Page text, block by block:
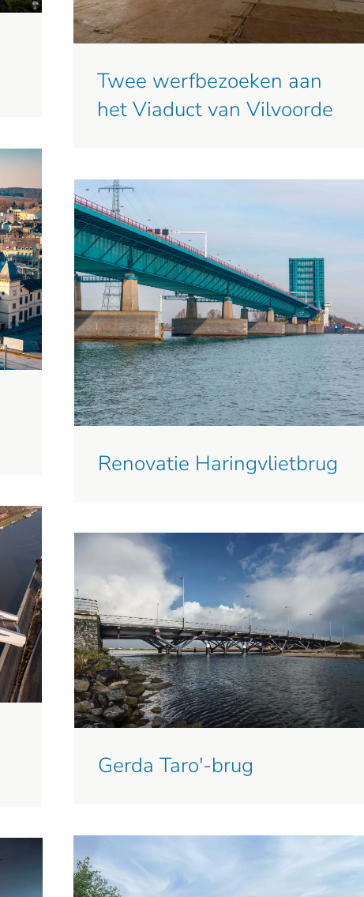
Twee werfbezoeken aan
het Viaduct van Vilvoorde
Renovatie Haringvlietbrug
Gerda Taro'-brug